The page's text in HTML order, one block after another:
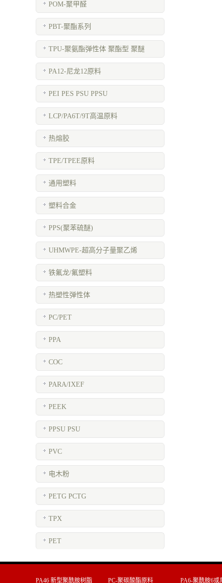
POM-聚甲醛
PBT-聚酯系列
TPU-聚氨酯弹性体 聚酯型 聚醚
PA12-尼龙12原料
PEI PES PSU PPSU
LCP/PA6T/9T高温原料
热熔胶
TPE/TPEE原料
通用塑料
塑料合金
PPS(聚苯硫醚)
UHMWPE-超高分子量聚乙烯
铁氟龙/氟塑料
热塑性弹性体
PC/PET
PPA
COC
PARA/IXEF
PEEK
PPSU PSU
PVC
电木粉
PETG PCTG
TPX
PET
PA46 新型聚酰胺树脂 PC-聚碳酸酯原料 PA6-聚酰胺6或